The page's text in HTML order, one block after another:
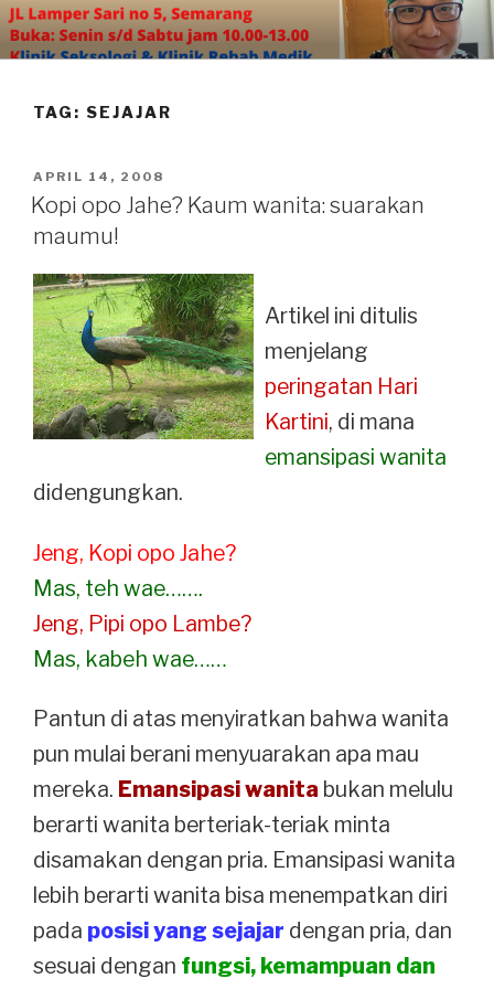
Skip
to
content
TAG: SEJAJAR
POSTED
ON
APRIL 14, 2008
Kopi opo Jahe? Kaum wanita: suarakan
maumu!
Artikel ini ditulis
menjelang
peringatan Hari
Kartini, di mana
emansipasi wanita
didengungkan.
Jeng, Kopi opo Jahe?
Mas, teh wae…….
Jeng, Pipi opo Lambe?
Mas, kabeh wae……
Pantun di atas menyiratkan bahwa wanita
pun mulai berani menyuarakan apa mau
mereka. Emansipasi wanita bukan melulu
berarti wanita berteriak-teriak minta
disamakan dengan pria. Emansipasi wanita
lebih berarti wanita bisa menempatkan diri
pada posisi yang sejajar dengan pria, dan
sesuai dengan fungsi, kemampuan dan